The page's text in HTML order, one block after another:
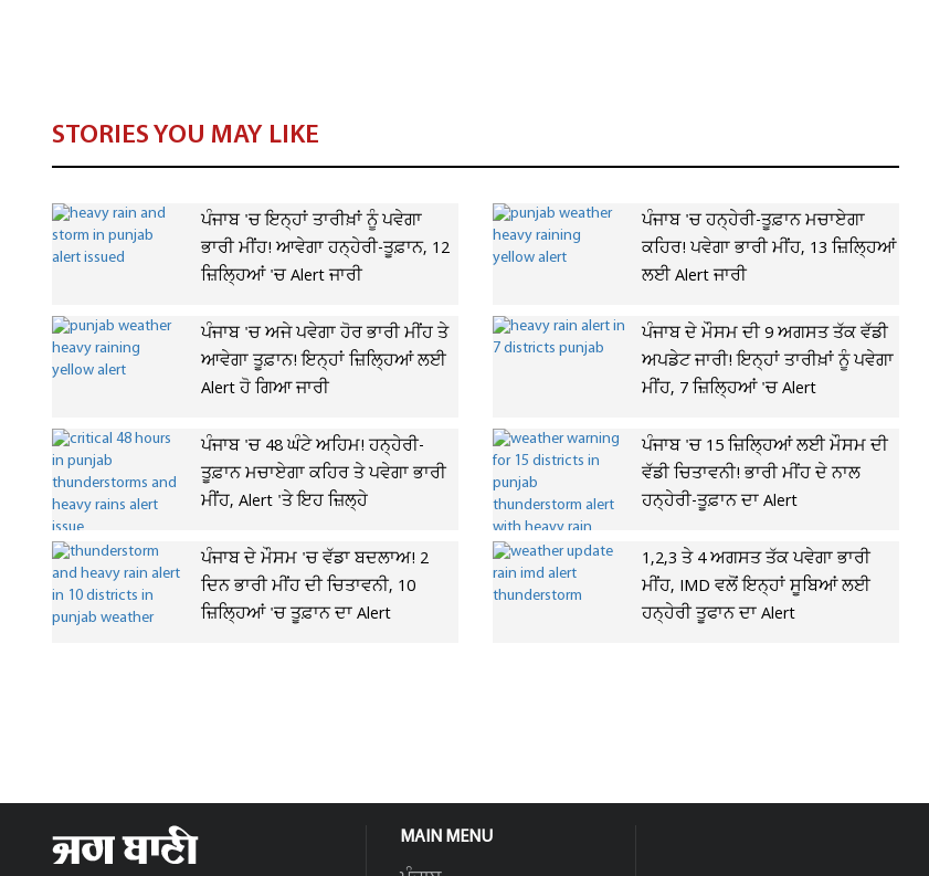
STORIES YOU MAY LIKE
ਪੰਜਾਬ 'ਚ ਇਨ੍ਹਾਂ ਤਾਰੀਖ਼ਾਂ ਨੂੰ ਪਵੇਗਾ
ਭਾਰੀ ਮੀਂਹ! ਆਵੇਗਾ ਹਨ੍ਹੇਰੀ-ਤੂਫ਼ਾਨ, 12
ਜ਼ਿਲ੍ਹਿਆਂ 'ਚ Alert ਜਾਰੀ
ਪੰਜਾਬ 'ਚ ਹਨ੍ਹੇਰੀ-ਤੂਫ਼ਾਨ ਮਚਾਏਗਾ
ਕਹਿਰ! ਪਵੇਗਾ ਭਾਰੀ ਮੀਂਹ, 13 ਜ਼ਿਲ੍ਹਿਆਂ
ਲਈ Alert ਜਾਰੀ
ਪੰਜਾਬ 'ਚ ਅਜੇ ਪਵੇਗਾ ਹੋਰ ਭਾਰੀ ਮੀਂਹ ਤੇ
ਆਵੇਗਾ ਤੂਫ਼ਾਨ! ਇਨ੍ਹਾਂ ਜ਼ਿਲ੍ਹਿਆਂ ਲਈ
Alert ਹੋ ਗਿਆ ਜਾਰੀ
ਪੰਜਾਬ ਦੇ ਮੌਸਮ ਦੀ 9 ਅਗਸਤ ਤੱਕ ਵੱਡੀ
ਅਪਡੇਟ ਜਾਰੀ! ਇਨ੍ਹਾਂ ਤਾਰੀਖ਼ਾਂ ਨੂੰ ਪਵੇਗਾ
ਮੀਂਹ, 7 ਜ਼ਿਲ੍ਹਿਆਂ 'ਚ Alert
ਪੰਜਾਬ 'ਚ 48 ਘੰਟੇ ਅਹਿਮ! ਹਨ੍ਹੇਰੀ-
ਤੂਫ਼ਾਨ ਮਚਾਏਗਾ ਕਹਿਰ ਤੇ ਪਵੇਗਾ ਭਾਰੀ
ਮੀਂਹ, Alert 'ਤੇ ਇਹ ਜ਼ਿਲ੍ਹੇ
ਪੰਜਾਬ 'ਚ 15 ਜ਼ਿਲ੍ਹਿਆਂ ਲਈ ਮੌਸਮ ਦੀ
ਵੱਡੀ ਚਿਤਾਵਨੀ! ਭਾਰੀ ਮੀਂਹ ਦੇ ਨਾਲ
ਹਨ੍ਹੇਰੀ-ਤੂਫ਼ਾਨ ਦਾ Alert
ਪੰਜਾਬ ਦੇ ਮੌਸਮ 'ਚ ਵੱਡਾ ਬਦਲਾਅ! 2
ਦਿਨ ਭਾਰੀ ਮੀਂਹ ਦੀ ਚਿਤਾਵਨੀ, 10
ਜ਼ਿਲ੍ਹਿਆਂ 'ਚ ਤੂਫ਼ਾਨ ਦਾ Alert
1,2,3 ਤੇ 4 ਅਗਸਤ ਤੱਕ ਪਵੇਗਾ ਭਾਰੀ
ਮੀਂਹ, IMD ਵਲੋਂ ਇਨ੍ਹਾਂ ਸੂਬਿਆਂ ਲਈ
ਹਨ੍ਹੇਰੀ ਤੂਫਾਨ ਦਾ Alert
MAIN MENU